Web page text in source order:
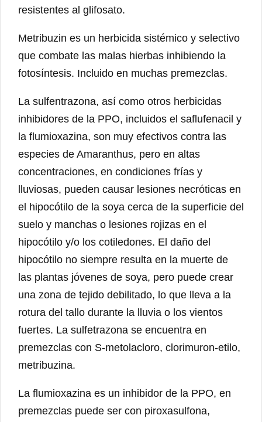
resistentes al glifosato.
Metribuzin es un herbicida sistémico y selectivo
que combate las malas hierbas inhibiendo la
fotosíntesis. Incluido en muchas premezclas.
La sulfentrazona, así como otros herbicidas
inhibidores de la PPO, incluidos el saflufenacil y
la flumioxazina, son muy efectivos contra las
especies de Amaranthus, pero en altas
concentraciones, en condiciones frías y
lluviosas, pueden causar lesiones necróticas en
el hipocótilo de la soya cerca de la superficie del
suelo y manchas o lesiones rojizas en el
hipocótilo y/o los cotiledones. El daño del
hipocótilo no siempre resulta en la muerte de
las plantas jóvenes de soya, pero puede crear
una zona de tejido debilitado, lo que lleva a la
rotura del tallo durante la lluvia o los vientos
fuertes. La sulfetrazona se encuentra en
premezclas con S-metolacloro, clorimuron-etilo,
metribuzina.
La flumioxazina es un inhibidor de la PPO, en
premezclas puede ser con piroxasulfona,